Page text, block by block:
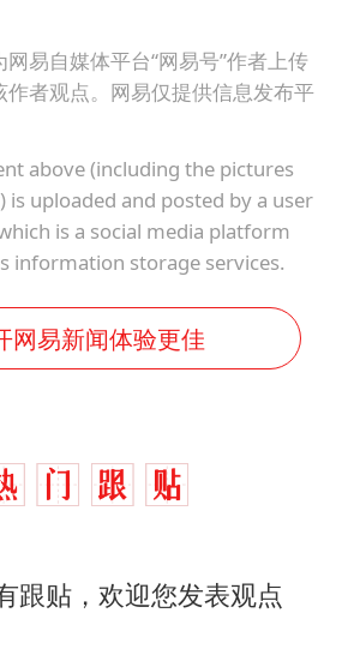
易自媒体平台“网易号”作者上传
作者观点。网易仅提供信息发布平
above (including the pictures
is uploaded and posted by a user
is a social media platform
information storage services.
网易新闻体验更佳
跟贴，欢迎您发表观点